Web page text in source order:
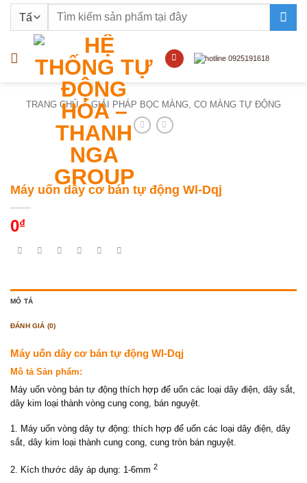
nội
Tìm
TRANG CHỦ / GIẢI PHÁP BỌC MÀNG, CO MÀNG TỰ ĐỘNG
Máy uốn dây cơ bán tự động Wl-Dqj
0₫
MÔ TẢ
ĐÁNH GIÁ (0)
Máy uốn dây cơ bán tự động Wl-Dqj
Mô tả Sản phẩm:
Máy uốn vòng bán tự động thích hợp để uốn các loại dây điện, dây sắt,
dây kim loại thành vòng cung cong, bán nguyệt.
1. Máy uốn vòng dây tự động: thích hợp để uốn các loại dây điện, dây
sắt, dây kim loại thành cung cong, cung tròn bán nguyệt.
2. Kích thước dây áp dụng: 1-6mm 2